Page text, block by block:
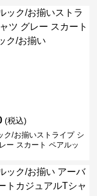
(税込)
ク/お揃いストライプ シ
ー スカート ペアルッ